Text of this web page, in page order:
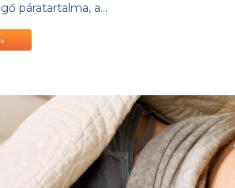
páratartalma, a…